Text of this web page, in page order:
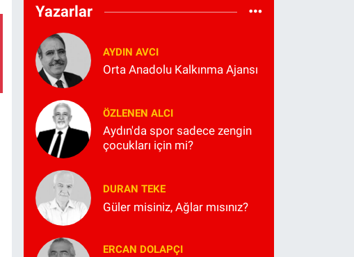
Yazarlar
AYDIN AVCI
Orta Anadolu Kalkınma Ajansı
ÖZLENEN ALCI
Aydın'da spor sadece zengin
çocukları için mi?
DURAN TEKE
Güler misiniz, Ağlar mısınız?
ERCAN DOLAPÇI